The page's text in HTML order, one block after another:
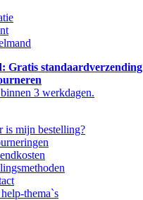
Gratis standaardverzending
3 werkdagen.
is mijn bestelling?
thema`s